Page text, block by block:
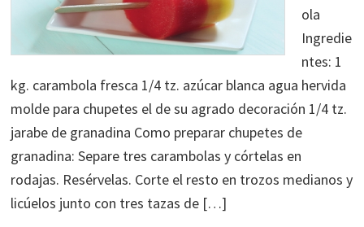
ola
Ingredie
ntes: 1
kg. carambola fresca 1/4 tz. azúcar blanca agua hervida
molde para chupetes el de su agrado decoración 1/4 tz.
jarabe de granadina Como preparar chupetes de
granadina: Separe tres carambolas y córtelas en
rodajas. Resérvelas. Corte el resto en trozos medianos y
licúelos junto con tres tazas de […]